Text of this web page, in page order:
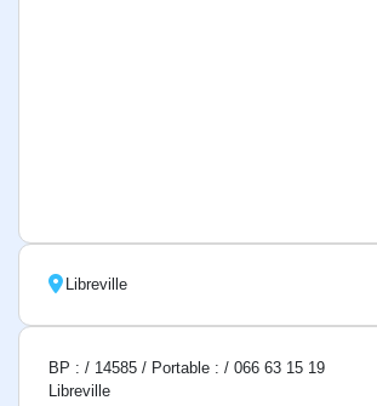
Libreville
BP : / 14585 / Portable : / 066 63 15 19
Libreville